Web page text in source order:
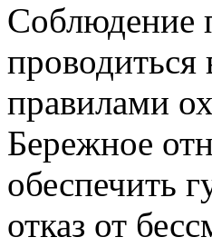
Соблюдение
проводиться
правилами
Бережное
обеспечить
отказ от